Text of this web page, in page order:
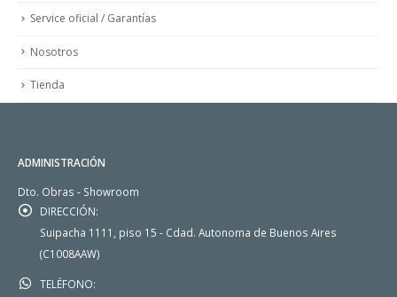
Service oficial / Garantías
Nosotros
Tienda
ADMINISTRACIÓN
Dto. Obras - Showroom
DIRECCIÓN:
Suipacha 1111, piso 15 - Cdad. Autonoma de Buenos Aires
(C1008AAW)
TELÉFONO: